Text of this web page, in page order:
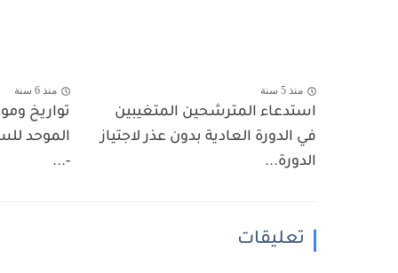
منذ 5 سنة
استدعاء المترشحين المتغيبين
في الدورة العادية بدون عذر لاجتياز
الدورة...
منذ 6 سنة
تواريخ
-...
تعليقات